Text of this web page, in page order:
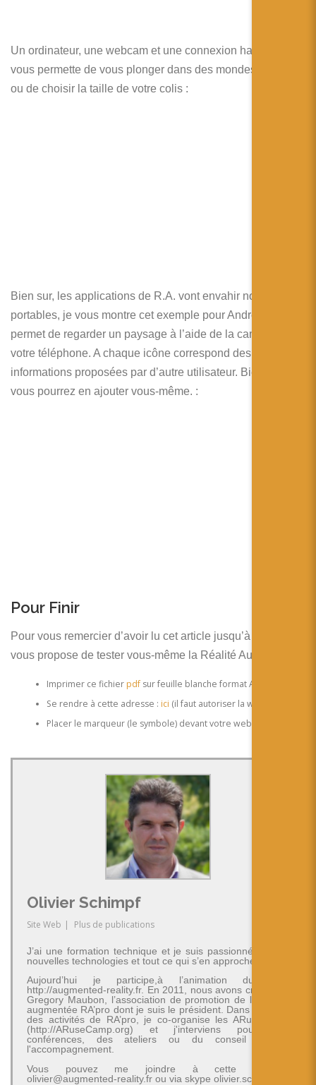
Un ordinateur, une webcam et une connexion haut débit
vous permette de vous plonger dans des mondes virtuels,
ou de choisir la taille de votre colis :
Bien sur, les applications de R.A. vont envahir nos
portables, je vous montre cet exemple pour Androïd qui
permet de regarder un paysage à l’aide de la caméra de
votre téléphone. A chaque icône correspond des
informations proposées par d’autre utilisateur. Bien sur
vous pourrez en ajouter vous-même. :
Pour Finir
Pour vous remercier d’avoir lu cet article jusqu’à la fin, je
vous propose de tester vous-même la Réalité Augmentée :
Imprimer ce fichier pdfsur feuille blanche format A4
Se rendre à cette adresse : ici (il faut autoriser la webcam)
Placer le marqueur (le symbole) devant votre webcam…
Olivier Schimpf
Site Web | Plus de publications
J’ai une formation technique et je suis passionné par les
nouvelles technologies et tout ce qui s’en approche.
Aujourd’hui je participe,à l’animation du blog
http://augmented-reality.fr. En 2011, nous avons créé avec
Gregory Maubon, l’association de promotion de la réalité
augmentée RA’pro dont je suis le président. Dans le cadre
des activités de RA’pro, je co-organise les ARuseCamp
(http://ARuseCamp.org) et j'interviens pour des
conférences, des ateliers ou du conseil et de
l'accompagnement.
Vous pouvez me joindre à cette adresse
olivier@augmented-reality.fr ou via skype olivier.schimpf